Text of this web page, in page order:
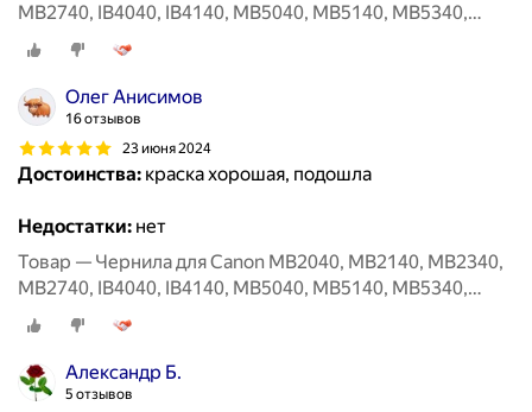
MB2740, IB4040, IB4140, MB5040, MB5140, MB5340,
MB5440, Canon PGI-1400BK, PGI-2400BK XL, 100 мл,
черные
Олег Анисимов
16 отзывов
23 июня 2024
Достоинства: краска хорошая, подошла
Недостатки: нет
Товар — Чернила для Canon MB2040, MB2140, MB2340,
MB2740, IB4040, IB4140, MB5040, MB5140, MB5340,
MB5440, Canon PGI-1400BK, PGI-2400BK XL, 100 мл,
черные
Александр Б.
5 отзывов